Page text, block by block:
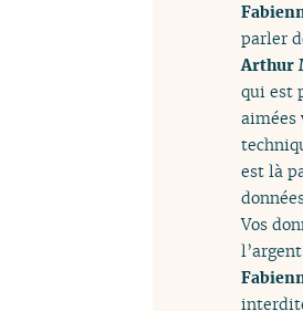
parler
Arthur
qui est
aimées
est là
Vos